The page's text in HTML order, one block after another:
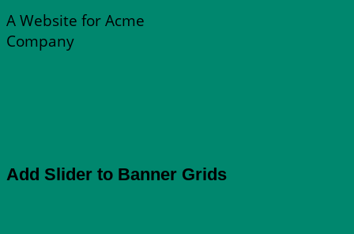
A Website for Acme
Company
Add Slider to Banner Grids